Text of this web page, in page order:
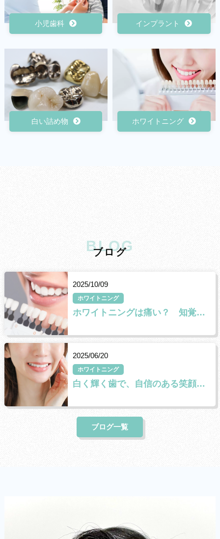
小児歯科 インプラント
白い詰め物 ホワイトニング
BLOG
ブログ
2025/10/09
ホワイトニング
ホワイトニングは痛い？ 知覚過敏の原因と対策🦷✨
2025/06/20
ホワイトニング
白く輝く歯で、自信のある笑顔に✨
ブログ一覧